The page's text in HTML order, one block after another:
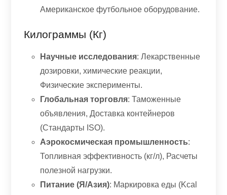
Американское футбольное оборудование.
Килограммы (кг)
Научные исследования: Лекарственные
дозировки, химические реакции,
Физические эксперименты.
Глобальная торговля: Таможенные
объявления, Доставка контейнеров
(Стандарты ISO).
Аэрокосмическая промышленность:
Топливная эффективность (кг/л), Расчеты
полезной нагрузки.
Питание (Я/Азия): Маркировка еды (Kcal